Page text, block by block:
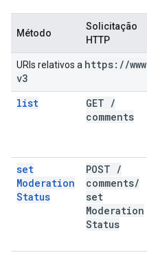
Método
Solicitação
HTTP
URIs relativos a https: //www
v3
list
GET /
comments
set
Moderation
Status
POST /
comments/
set
Moderation
Status